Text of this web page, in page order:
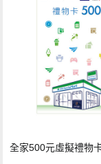
全家500元虛擬禮物